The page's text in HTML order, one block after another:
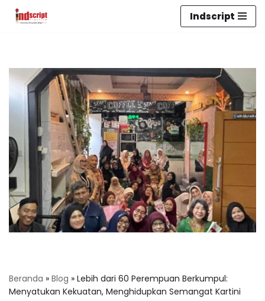
Indscript
Beranda » Blog » Lebih dari 60 Perempuan Berkumpul:
Menyatukan Kekuatan, Menghidupkan Semangat Kartini